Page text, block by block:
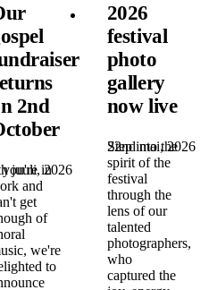
2nd
juuli, 2026
in
and
get
of
we're
to
2026
festival
photo
gallery
now live
22nd mai, 2026
Step into the
spirit of the
festival
through the
lens of our
talented
photographers,
who
captured the